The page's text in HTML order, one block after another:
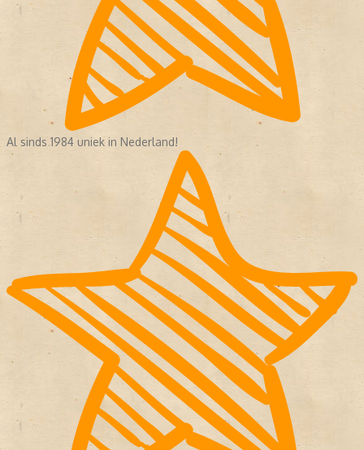
Al sinds 1984 uniek in Nederland!